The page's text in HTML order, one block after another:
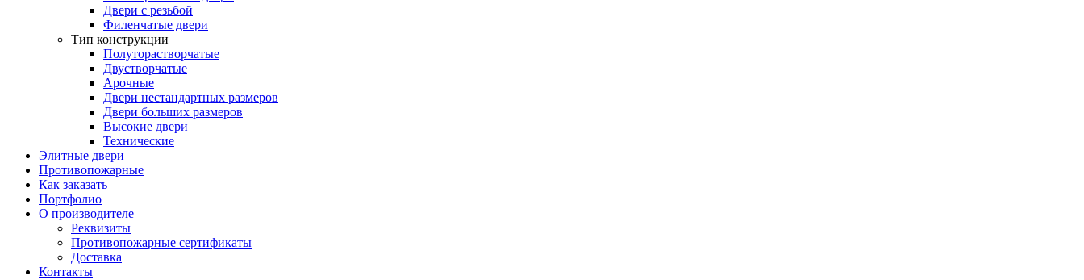
Двери с резьбой
Филенчатые двери
Тип конструкции
Полуторастворчатые
Двустворчатые
Арочные
Двери нестандартных размеров
Двери больших размеров
Высокие двери
Технические
Элитные двери
Противопожарные
Как заказать
Портфолио
О производителе
Реквизиты
Противопожарные сертификаты
Доставка
Контакты